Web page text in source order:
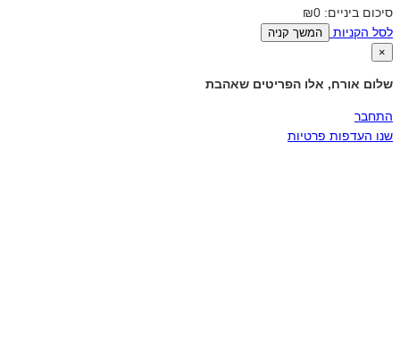
סיכום ביניים: ₪0
לסל הקניות
המשך קניה
×
שלום אורח, אלו הפריטים שאהבת
התחבר
שנו העדפות פרטיות